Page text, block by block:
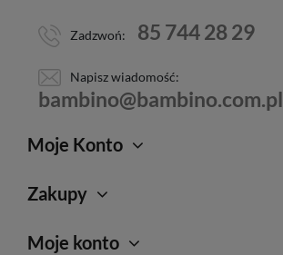
Zadzwoń: 85 744 28 29
Napisz wiadomość:
bambino@bambino.com.pl
Moje Konto
Zakupy
Moje konto